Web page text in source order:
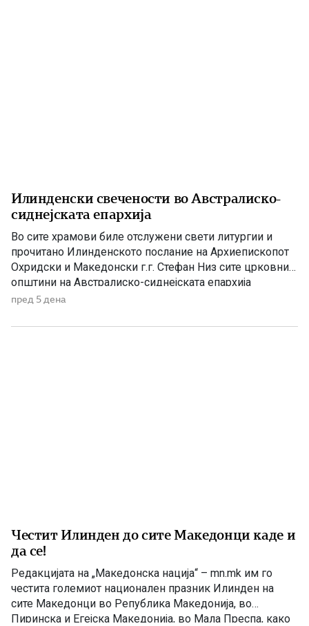
Илинденски свечености во Австралиско-
сиднејската епархија
Во сите храмови биле отслужени свети литургии и
прочитано Илинденското послание на Архиепископот
Охридски и Македонски г.г. Стефан Низ сите црковни
општини на Австралиско-сиднејската епархија
достоинствено и молитвено беше одбележан
информираат дека во сите храмови биле отслужени
пред 5 дена
Честит Илинден до сите Македонци каде и
да се!
Редакцијата на „Македонска нација“ – mn.mk им го
честита големиот национален празник Илинден на
сите Македонци во Република Македонија, во
Пиринска и Егејска Македонија, во Мала Преспа, како